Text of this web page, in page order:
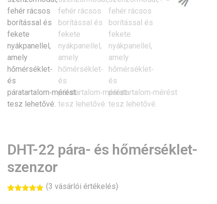
DHT-22 pára- és hőmérséklet-
szenzor
(3 vásárlói értékelés)